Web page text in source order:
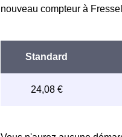
nouveau compteur à